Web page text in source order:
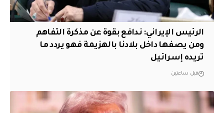
الرئيس الإيراني: ندافع بقوة عن مذكرة التفاهم
ومن يصفها داخل بلادنا بالهزيمة فهو يردد ما
تريده إسرائيل
قبل ساعتين